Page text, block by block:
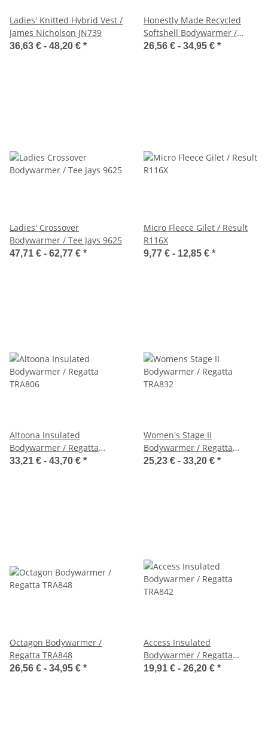
Ladies' Knitted Hybrid Vest /
James Nicholson JN739
36,63 € - 48,20 € *
Honestly Made Recycled
Softshell Bodywarmer /
Regatta TRA858
26,56 € - 34,95 € *
Ladies' Crossover
Bodywarmer / Tee Jays 9625
47,71 € - 62,77 € *
Micro Fleece Gilet / Result
R116X
9,77 € - 12,85 € *
Altoona Insulated
Bodywarmer / Regatta
TRA806
33,21 € - 43,70 € *
Women's Stage II
Bodywarmer / Regatta
TRA832
25,23 € - 33,20 € *
Octagon Bodywarmer /
Regatta TRA848
26,56 € - 34,95 € *
Access Insulated
Bodywarmer / Regatta
TRA842
19,91 € - 26,20 € *